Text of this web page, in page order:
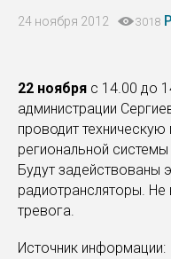
24 ноября 2012 3018
22 ноября с 14.00 до
администрации
проводит
региональной
Будут задействованы
радиотрансляторы. Не
тревога.
Источник информации: